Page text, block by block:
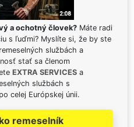
a ochotný človek? Máte radi
s ľuďmi? Myslíte si, že by ste
službách a
stať sa členom
EXTRA SERVICES a
službách s
celej Európskej únii.
remeselník